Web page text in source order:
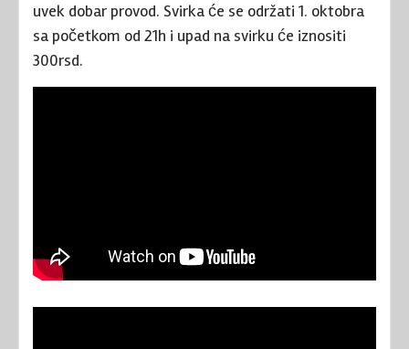
uvek dobar provod. Svirka će se održati 1. oktobra
sa početkom od 21h i upad na svirku će iznositi
300rsd.